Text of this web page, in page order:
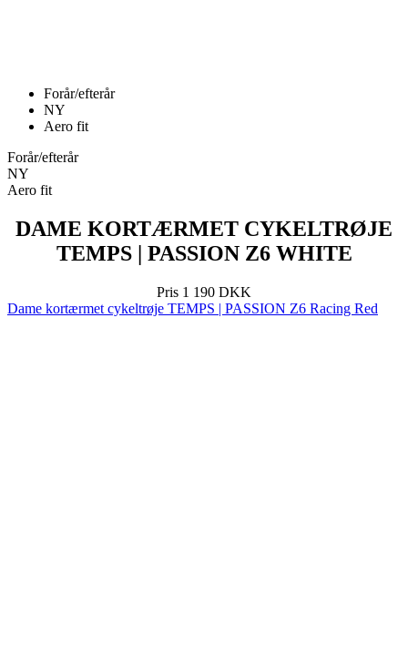
Forår/efterår
NY
Aero fit
Forår/efterår
NY
Aero fit
DAME KORTÆRMET CYKELTRØJE
TEMPS | PASSION Z6 WHITE
Pris 1 190 DKK
Dame kortærmet cykeltrøje TEMPS | PASSION Z6 Racing Red